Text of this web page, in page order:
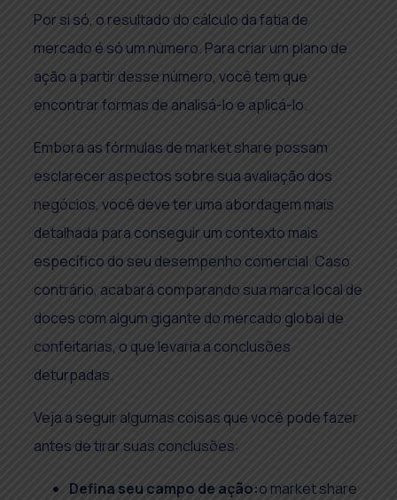
Por si só, o resultado do cálculo da fatia de
mercado é só um número. Para criar um plano de
ação a partir desse número, você tem que
encontrar formas de analisá-lo e aplicá-lo.
Embora as fórmulas de market share possam
esclarecer aspectos sobre sua avaliação dos
negócios, você deve ter uma abordagem mais
detalhada para conseguir um contexto mais
específico do seu desempenho comercial. Caso
contrário, acabará comparando sua marca local de
doces com algum gigante do mercado global de
confeitarias, o que levaria a conclusões
deturpadas.
Veja a seguir algumas coisas que você pode fazer
antes de tirar suas conclusões:
Defina seu campo de ação:o market share